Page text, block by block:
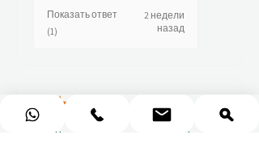
Показать ответ
(1)
2 недели
назад
★ ★ ★
Really prompt response and